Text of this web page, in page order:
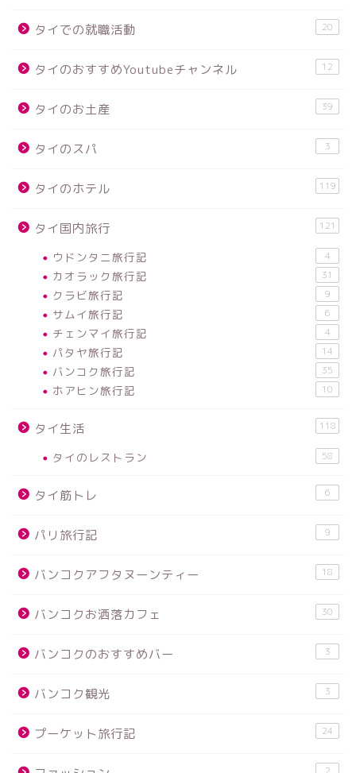
タイでの就職活動 20
タイのおすすめYoutubeチャンネル 12
タイのお土産 39
タイのスパ 3
タイのホテル 119
タイ国内旅行 121
ウドンタニ旅行記 4
カオラック旅行記 31
クラビ旅行記 9
サムイ旅行記 6
チェンマイ旅行記 4
パタヤ旅行記 14
バンコク旅行記 35
ホアヒン旅行記 10
タイ生活 118
タイのレストラン 58
タイ筋トレ 6
パリ旅行記 9
バンコクアフタヌーンティー 18
バンコクお洒落カフェ 30
バンコクのおすすめバー 3
バンコク観光 3
プーケット旅行記 24